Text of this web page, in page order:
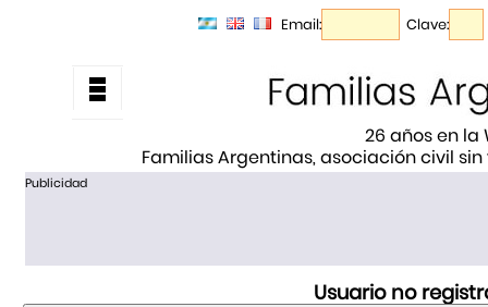
Email: Clave:
26 años en la
Familias Argentinas, asociación civil
Publicidad
Usuario no